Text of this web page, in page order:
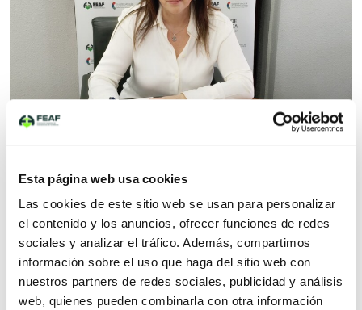
Esta página web usa cookies
Las cookies de este sitio web se usan para personalizar
el contenido y los anuncios, ofrecer funciones de redes
sociales y analizar el tráfico. Además, compartimos
información sobre el uso que haga del sitio web con
nuestros partners de redes sociales, publicidad y análisis
web, quienes pueden combinarla con otra información
Protocolo de Vigilancia Radiológica de
Materiales Metálicos. Entrevista a Maite
Rodríguez de FEAF
4 February 2025